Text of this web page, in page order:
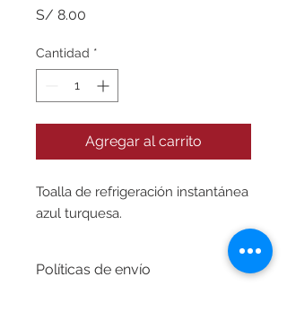
S/ 8.00
Cantidad *
Agregar al carrito
Toalla de refrigeración instantánea
azul turquesa.
Políticas de envío